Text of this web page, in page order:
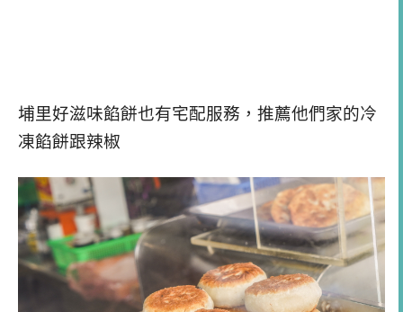
埔里好滋味餡餅也有宅配服務，推薦他們家的冷
凍餡餅跟辣椒